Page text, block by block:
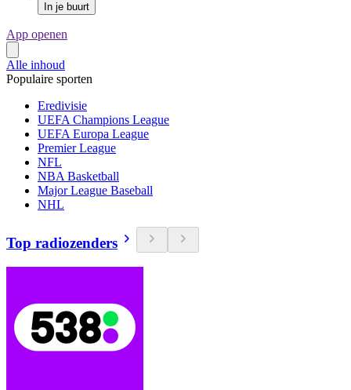
In je buurt
App openen
Alle inhoud
Populaire sporten
Eredivisie
UEFA Champions League
UEFA Europa League
Premier League
NFL
NBA Basketball
Major League Baseball
NHL
Top radiozenders